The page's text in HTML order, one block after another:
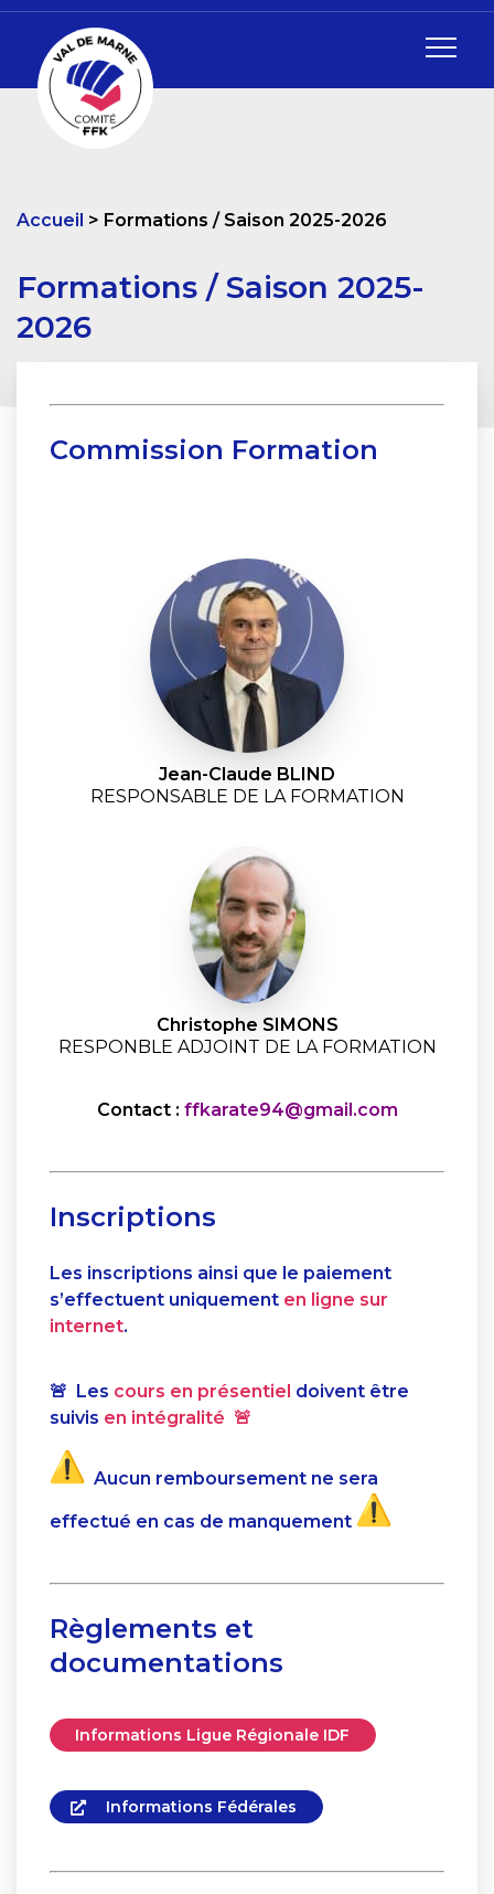
Accueil Formations / Saison 2025-2026
Formations / Saison 2025-
2026
Commission Formation
Jean-Claude BLIND
RESPONSABLE DE LA FORMATION
Christophe SIMONS
RESPONBLE ADJOINT DE LA FORMATION
Contact : ffkarate94@gmail.com
Inscriptions
Les inscriptions ainsi que le paiement
s’effectuent uniquement en ligne sur
internet.
🚨 Les cours en présentiel doivent être
suivis en intégralité 🚨
Aucun remboursement ne sera
effectué en cas de manquement
Règlements et
documentations
Informations Ligue Régionale IDF
Informations Fédérales